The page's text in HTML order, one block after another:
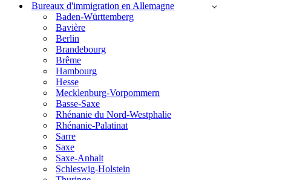
navigationBureaux d'immigration en Allemagne
Baden-Württemberg
Bavière
Berlin
Brandebourg
Brême
Hambourg
Hesse
Mecklenburg-Vorpommern
Basse-Saxe
Rhénanie du Nord-Westphalie
Rhénanie-Palatinat
Sarre
Saxe
Saxe-Anhalt
Schleswig-Holstein